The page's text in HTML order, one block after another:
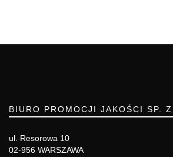
BIURO PROMOCJI JAKOŚCI SP. Z
ul. Resorowa 10
02-956 WARSZAWA